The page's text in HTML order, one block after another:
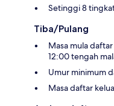
Setinggi 8
Tiba/Pulang
Masa mula
12:00 tengah
Umur minimum
Masa daftar